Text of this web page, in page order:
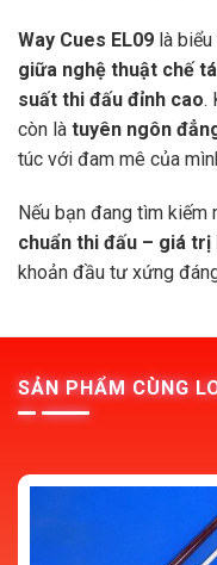
Way Cues EL09 là
giữa nghệ thuật chế
suất thi đấu đỉnh cao.
còn là tuyên ngôn
túc với đam mê của
Nếu bạn đang tìm kiếm
chuẩn thi đấu – giá trị
khoản đầu tư xứng
SẢN PHẨM CÙNG